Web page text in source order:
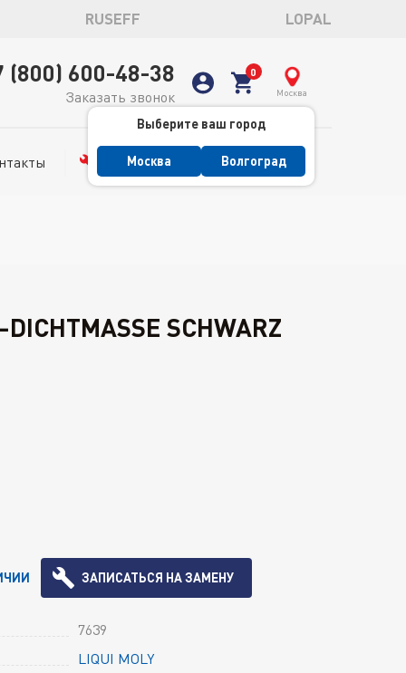
RUSEFF LOPAL
(800) 600-48-38
Заказать звонок Москва
Выберите ваш город
Москва Волгоград
Сервис
SCHWARZ
ЗАПИСАТЬСЯ НА ЗАМЕНУ
7639
LIQUI MOLY